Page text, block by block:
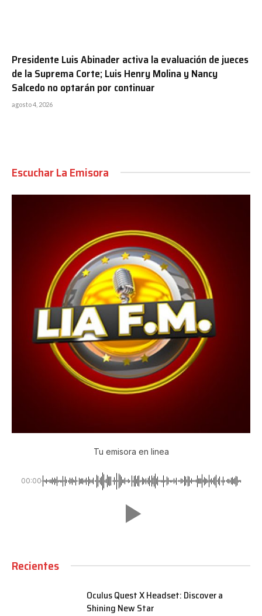
Presidente Luis Abinader activa la evaluación de jueces
de la Suprema Corte; Luis Henry Molina y Nancy
Salcedo no optarán por continuar
agosto 4, 2026
Escuchar La Emisora
Tu emisora en linea
00:00
Recientes
Oculus Quest X Headset: Discover a
Shining New Star